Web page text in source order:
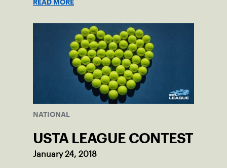
READ MORE
NATIONAL
USTA LEAGUE CONTEST
January 24, 2018